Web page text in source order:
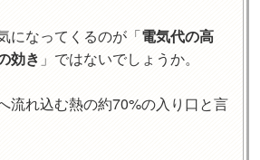
になってくるのが「電気代の高
効き 」ではないでしょうか。
流れ込む熱の約70%の入り口と言